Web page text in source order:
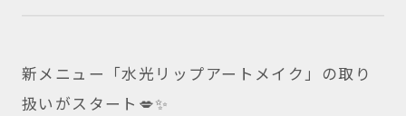
新メニュー「水光リップアートメイク」の取り
扱いがスタート💋✨